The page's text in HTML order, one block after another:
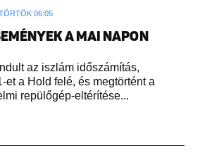
06:05
A MAI NAPON
az iszlám időszámítás,
et a Hold felé, és megtörtént a
repülőgép-eltérítése...